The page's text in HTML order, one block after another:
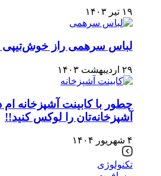
۱۹ تیر ۱۴۰۳
لباس سرهمی راز خوش‌تیپی
۲۹ اردیبهشت ۱۴۰۳
چطور با کابینت آشپزخانه
آشپزخانه‌تان را لوکس کنید!!
۴ شهریور ۱۴۰۴
تکنولوژی